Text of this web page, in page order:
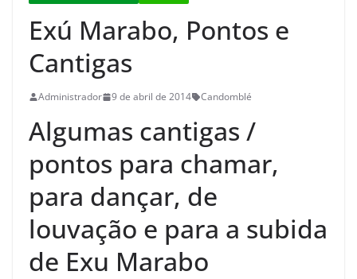
Exú Marabo, Pontos e
Cantigas
Administrador 9 de abril de 2014 Candomblé
Algumas cantigas /
pontos para chamar,
para dançar, de
louvação e para a subida
de Exu Marabo